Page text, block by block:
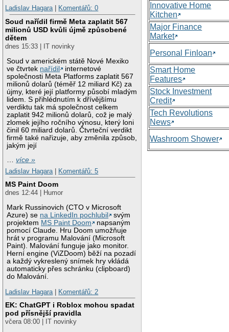
Ladislav Hagara| Komentářů: 0
Soud nařídil firmě Meta zaplatit 567
milionů USD kvůli újmě způsobené
dětem
dnes 15:33 | IT novinky
Soud v americkém státě Nové Mexiko
ve čtvrtek nařídil
internetové
společnosti Meta Platforms zaplatit 567
milionů dolarů (téměř 12 miliard Kč) za
újmy, které její platformy působí mladým
lidem. S přihlédnutím k dřívějšímu
verdiktu tak má společnost celkem
zaplatit 942 milionů dolarů, což je malý
zlomek jejího ročního výnosu, který loni
činil 60 miliard dolarů. Čtvrteční verdikt
firmě také nařizuje, aby změnila způsob,
jakým její
…více »
Ladislav Hagara
Komentářů: 5
MS Paint Doom
dnes 12:44 | Humor
Mark Russinovich (CTO v Microsoft
Azure) se na LinkedIn pochlubil
svým
projektem MS Paint Doom
napsaným
pomocí Claude. Hru Doom umožňuje
hrát v programu Malování (Microsoft
Paint). Malování funguje jako monitor.
Herní engine (ViZDoom) běží na pozadí
a každý vykreslený snímek hry vkládá
automaticky přes schránku (clipboard)
do Malování.
Ladislav Hagara
Komentářů: 2
EK: ChatGPT i Roblox mohou spadat
pod přísnější pravidla
včera 08:00 | IT novinky
Innovative Home
Kitchen
Major Finance
Market
Personal Finloan
Smart Home
Features
Stock Investment
Credit
Tech Revolutions
News
Washroom Shower